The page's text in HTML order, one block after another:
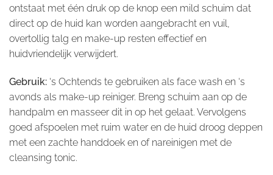
ontstaat met één druk op de knop een mild schuim dat
direct op de huid kan worden aangebracht en vuil,
overtollig talg en make-up resten effectief en
huidvriendelijk verwijdert.
Gebruik: ‘s Ochtends te gebruiken als face wash en ‘s
avonds als make-up reiniger. Breng schuim aan op de
handpalm en masseer dit in op het gelaat. Vervolgens
goed afspoelen met ruim water en de huid droog deppen
met een zachte handdoek en of nareinigen met de
cleansing tonic.